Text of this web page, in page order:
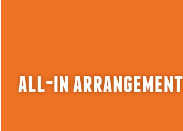
all-in arrangement